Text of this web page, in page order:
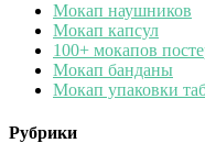
Мокап наушников
Мокап капсул
100+ мокапов
Мокап банданы
Мокап упаковки
Рубрики